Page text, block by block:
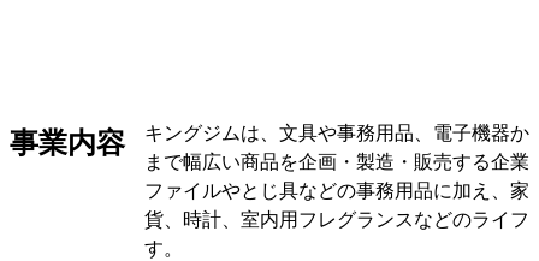
事業内容
キングジムは、文具や事務用品、電子機器か
まで幅広い商品を企画・製造・販売する企業
ファイルやとじ具などの事務用品に加え、家
貨、時計、室内用フレグランスなどのライフ
す。